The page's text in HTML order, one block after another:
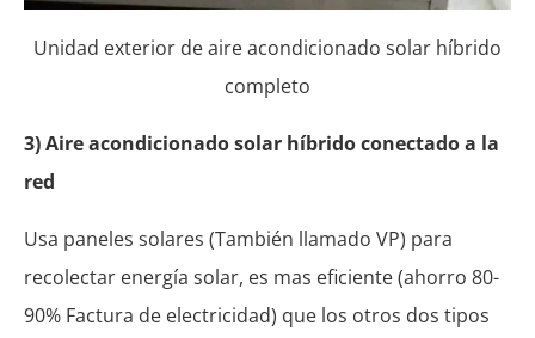
Unidad exterior de aire acondicionado solar híbrido
completo
3) Aire acondicionado solar híbrido conectado a la
red
Usa paneles solares (También llamado VP) para
recolectar energía solar, es mas eficiente (ahorro 80-
90% Factura de electricidad) que los otros dos tipos